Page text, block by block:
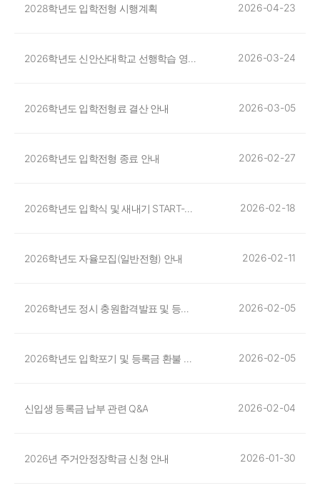
2028학년도 입학전형 시행계획 2026-04-23
2026학년도 신안산대학교 선행학습 영향평가 결과안내 2026-03-24
2026학년도 입학전형료 결산 안내 2026-03-05
2026학년도 입학전형 종료 안내 2026-02-27
2026학년도 입학식 및 새내기 START-UP프로그램 안내 2026-02-18
2026학년도 자율모집(일반전형) 안내 2026-02-11
2026학년도 정시 충원합격발표 및 등록기간 2026-02-05
2026학년도 입학포기 및 등록금 환불 안내 2026-02-05
신입생 등록금 납부 관련 Q&A 2026-02-04
2026년 주거안정장학금 신청 안내 2026-01-30